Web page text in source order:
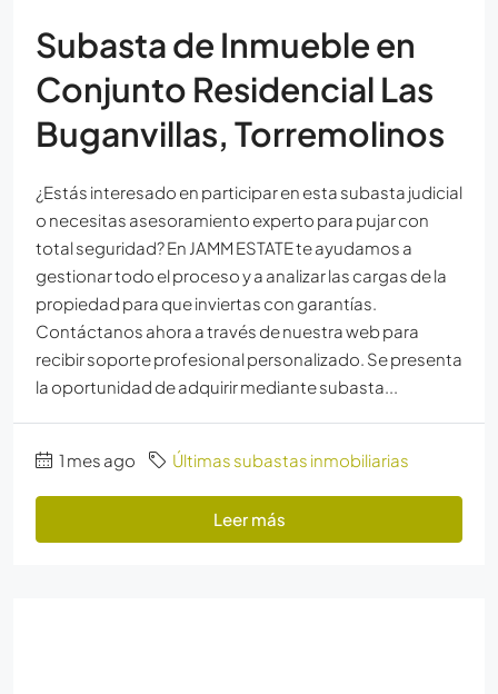
Subasta de Inmueble en
Conjunto Residencial Las
Buganvillas, Torremolinos
¿Estás interesado en participar en esta subasta judicial
o necesitas asesoramiento experto para pujar con
total seguridad? En JAMM ESTATE te ayudamos a
gestionar todo el proceso y a analizar las cargas de la
propiedad para que inviertas con garantías.
Contáctanos ahora a través de nuestra web para
recibir soporte profesional personalizado. Se presenta
la oportunidad de adquirir mediante subasta...
1 mes ago Últimas subastas inmobiliarias
Leer más